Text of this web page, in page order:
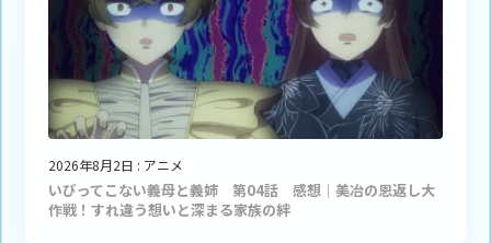
2026年8月2日 : アニメ
いびってこない義母と義姉 第04話 感想｜美冶の恩返し大
作戦！すれ違う想いと深まる家族の絆